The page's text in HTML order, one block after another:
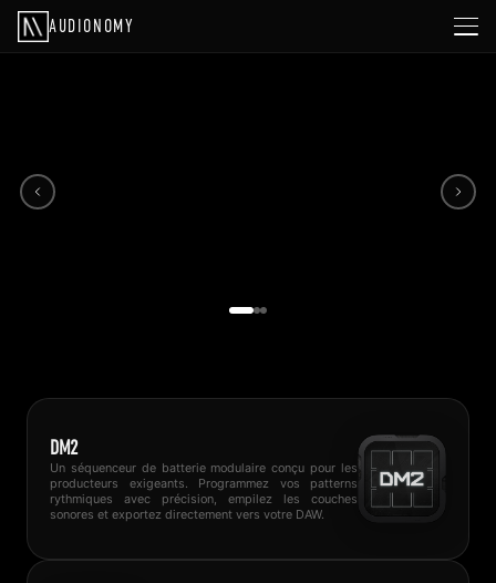
AUDIONOMY
DM2
Un séquenceur de batterie modulaire conçu pour les
producteurs exigeants. Programmez vos patterns
rythmiques avec précision, empilez les couches
sonores et exportez directement vers votre DAW.